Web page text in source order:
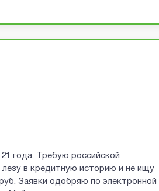
года. Требую российской
лезу в кредитную историю и не ищу
Заявки одобряю по электронной